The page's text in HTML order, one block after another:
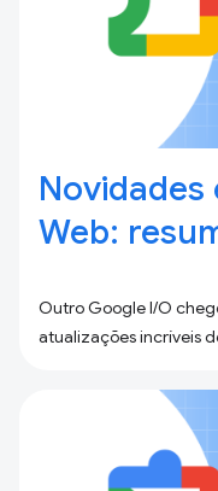
Novidades
Web:
Outro Google I/O
atualizações incríveis